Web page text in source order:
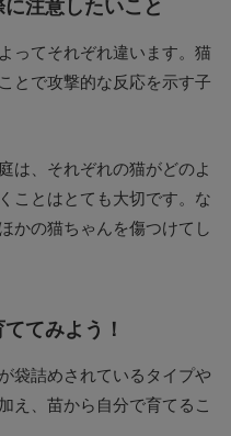
ってそれぞれ違います。猫
とで攻撃的な反応を示す子
は、それぞれの猫がどのよ
ことはとても大切です。な
かの猫ちゃんを傷つけてし
てみよう！
袋詰めされているタイプや
え、苗から自分で育てるこ